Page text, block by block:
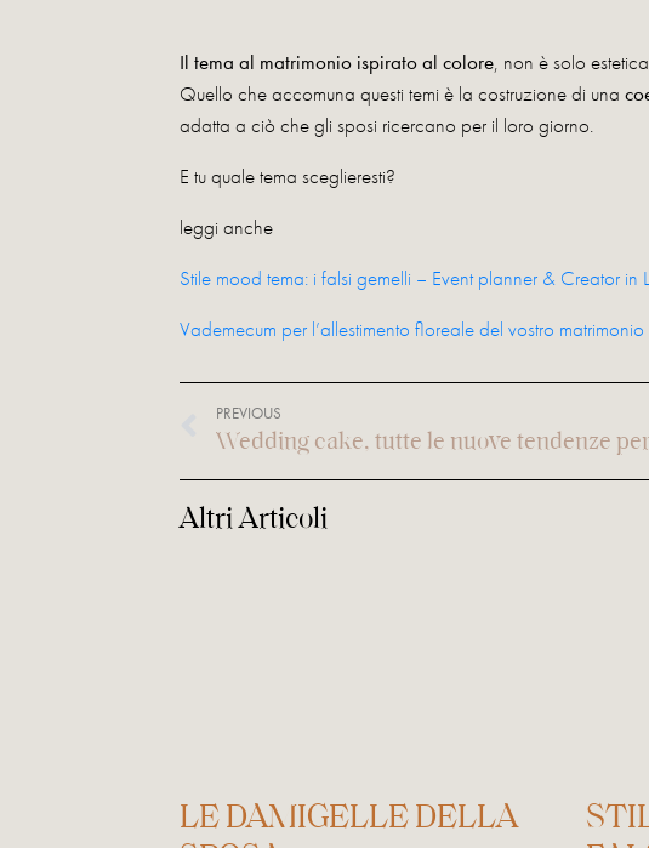
Il tema al matrimonio ispirato al colore, non è solo
Quello che accomuna questi temi è la costruzione di una
adatta a ciò che gli sposi ricercano per il loro giorno.
E tu quale tema sceglieresti?
leggi anche
Stile mood tema: i falsi gemelli – Event planner & Creator in
Vademecum per l’allestimento floreale del vostro matrimonio
PREVIOUS
Wedding cake, tutte le nuove tendenze
Altri Articoli
LE DAMIGELLE DELLA